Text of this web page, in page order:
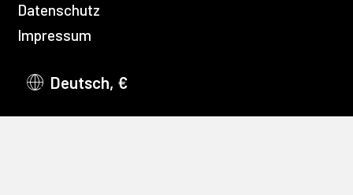
Datenschutz
Impressum
Deutsch, €